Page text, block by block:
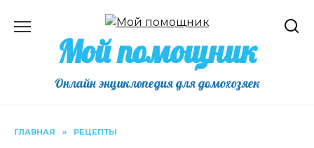
содержаниюМой помощник
Онлайн энциклопедия для домохозяек
ГЛАВНАЯ » РЕЦЕПТЫ